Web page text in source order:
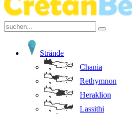
Strände
Chania
Rethymnon
Heraklion
Lassithi